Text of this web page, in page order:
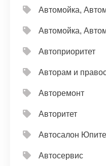
Автомойка,
Автомойка,
Автоприоритет
Авторам и
Авторемонт
Авторитет
Автосалон
Автосервис